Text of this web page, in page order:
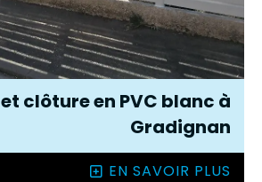
clôture en PVC blanc à
Gradignan
EN SAVOIR PLUS